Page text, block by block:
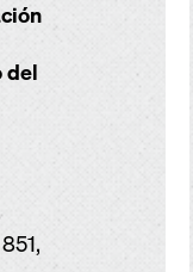
del